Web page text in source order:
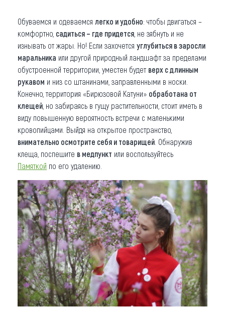
Обуваемся и одеваемся легко и удобно: чтобы двигаться –
комфортно, садиться – где придется , не зябнуть и не
изнывать от жары. Но! Если захочется углубиться в заросли
маральника или другой природный ландшафт за пределами
обустроенной территории, уместен будет верх с длинным
рукавом и низ со штанинами, заправленными в носки.
Конечно, территория «Бирюзовой Катуни» обработана от
клещей , но забираясь в гущу растительности, стоит иметь в
виду повышенную вероятность встречи с маленькими
кровопийцами. Выйдя на открытое пространство,
внимательно осмотрите себя и товарищей . Обнаружив
клеща, поспешите в медпункт или воспользуйтесь
Памяткой по его удалению.